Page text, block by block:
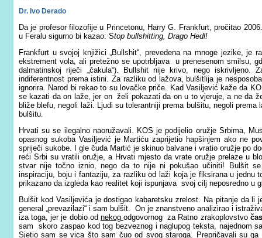
Dr. Ivo Derado
Da je profesor filozofije u Princetonu, Harry G. Frankfurt, pročitao
u Feralu sigurno bi kazao: Stop bullshitting, Drago Hedl!
Frankfurt u svojoj knjižici „Bullshit“, prevedena na mnoge jezike, je
ekstrement vola, ali pretežno se upotrbljava u prenesenom smilsu,
dalmatinskoj riječi „čakula“). Bullshit nije krivo, nego
indiferentnost prema istini. Za razliku od lažova, bulšitlija je
ignorira. Narod bi rekao to su lovačke priče. Kad Vasiljević kaže da
se kazati da on laže, jer on želi pokazati da on u to vjeruje, a ne da
bliže blefu, negoli laži. Ljudi su tolerantniji prema bulšitu, negoli
bulšitu.
Hrvati su se ilegalno naoružavali. KOS je podijelio oružje Srbima,
opasnog sukoba Vasiljević je Martiću zaprijetio hapšinjem ako ne
spriječi sukobe. I gle čuda Martić je skinuo balvane i vratio oružje po
reći Srbi su vratili oružje, a Hrvati mjesto da vrate oružje prelaze u
stvar nije točno iznio, nego da to nije ni pokušao učiniti! Bulšit
inspiraciju, boju i fantaziju, za razliku od laži koja je fiksirana u jednu
prikazano da izgleda kao realitet koji ispunjava svoj cilj neposredno u
Bulšit kod Vasiljevića je dostigao kabaretsku zrelost. Na pitanje da
general „prevazilazi“ i sam bulšit. On je znanstveno analizirao i
iza toga, jer je dobio od nekog odgovornog za Ratno zrakoplovstvo
sam skoro zaspao kod tog bezveznog i naglupog teksta, najednom
Sjetio sam se vica što sam čuo od svog staroga. Prepričavali su